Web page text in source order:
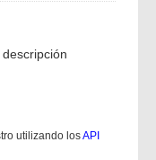
utilizando losAPI